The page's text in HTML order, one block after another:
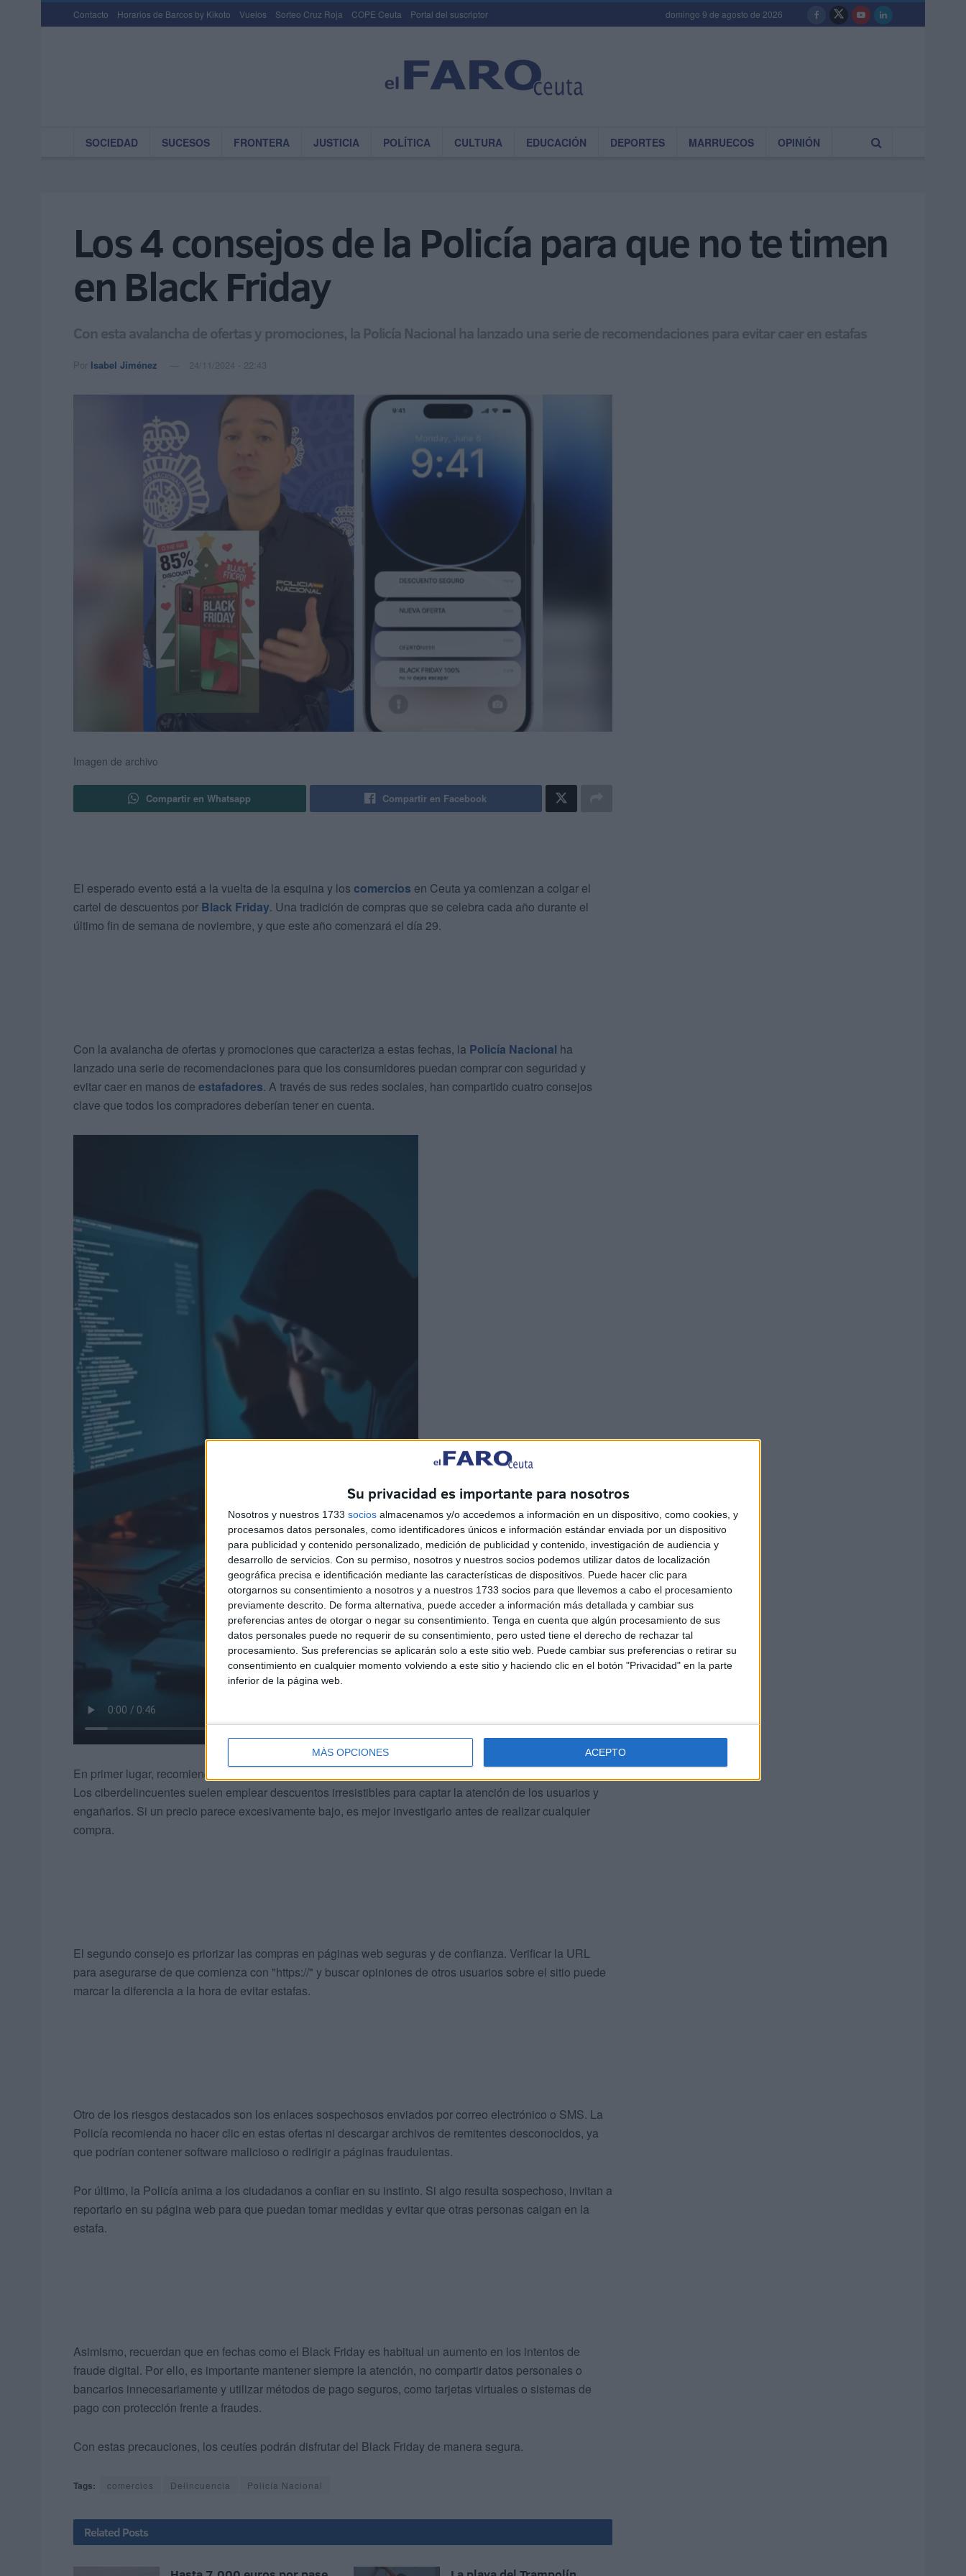
Su privacidad es importante para nosotros
Nosotros y nuestros 1733 socios almacenamos y/o accedemos a información en un dispositivo, como cookies, y
procesamos datos personales, como identificadores únicos e información estándar enviada por un dispositivo
para publicidad y contenido personalizado, medición de publicidad y contenido, investigación de audiencia y
desarrollo de servicios. Con su permiso, nosotros y nuestros socios podemos utilizar datos de localización
geográfica precisa e identificación mediante las características de dispositivos. Puede hacer clic para
otorgarnos su consentimiento a nosotros y a nuestros 1733 socios para que llevemos a cabo el procesamiento
previamente descrito. De forma alternativa, puede acceder a información más detallada y cambiar sus
preferencias antes de otorgar o negar su consentimiento. Tenga en cuenta que algún procesamiento de sus
datos personales puede no requerir de su consentimiento, pero usted tiene el derecho de rechazar tal
procesamiento. Sus preferencias se aplicarán solo a este sitio web. Puede cambiar sus preferencias o retirar su
consentimiento en cualquier momento volviendo a este sitio y haciendo clic en el botón "Privacidad" en la parte
inferior de la página web.
MÁS OPCIONES ACEPTO
Contacto Horarios de Barcos by Kikoto Vuelos Sorteo Cruz Roja COPE Ceuta Portal del suscriptor domingo 9 de agosto de 2026
SOCIEDAD SUCESOS FRONTERA JUSTICIA POLÍTICA CULTURA EDUCACIÓN DEPORTES MARRUECOS OPINIÓN
Los 4 consejos de la Policía para que no te timen
en Black Friday
Con esta avalancha de ofertas y promociones, la Policía Nacional ha lanzado una serie de recomendaciones para evitar caer en estafas
Por Isabel Jiménez 24/11/2024 - 22:43
Imagen de archivo
Compartir en Whatsapp Compartir en Facebook
El esperado evento está a la vuelta de la esquina y los comercios en Ceuta ya comienzan a colgar el
cartel de descuentos por Black Friday. Una tradición de compras que se celebra cada año durante el
último fin de semana de noviembre, y que este año comenzará el día 29.
Con la avalancha de ofertas y promociones que caracteriza a estas fechas, la Policía Nacional ha
lanzado una serie de recomendaciones para que los consumidores puedan comprar con seguridad y
evitar caer en manos de estafadores. A través de sus redes sociales, han compartido cuatro consejos
clave que todos los compradores deberían tener en cuenta.
En primer lugar, recomiendan desconfiar de las ofertas que parecen demasiado buenas para ser reales.
Los ciberdelincuentes suelen emplear descuentos irresistibles para captar la atención de los usuarios y
engañarlos. Si un precio parece excesivamente bajo, es mejor investigarlo antes de realizar cualquier
compra.
El segundo consejo es priorizar las compras en páginas web seguras y de confianza. Verificar la URL
para asegurarse de que comienza con "https://" y buscar opiniones de otros usuarios sobre el sitio puede
marcar la diferencia a la hora de evitar estafas.
Otro de los riesgos destacados son los enlaces sospechosos enviados por correo electrónico o SMS. La
Policía recomienda no hacer clic en estas ofertas ni descargar archivos de remitentes desconocidos, ya
que podrían contener software malicioso o redirigir a páginas fraudulentas.
Por último, la Policía anima a los ciudadanos a confiar en su instinto. Si algo resulta sospechoso, invitan a
reportarlo en su página web para que puedan tomar medidas y evitar que otras personas caigan en la
estafa.
Asimismo, recuerdan que en fechas como el Black Friday es habitual un aumento en los intentos de
fraude digital. Por ello, es importante mantener siempre la atención, no compartir datos personales o
bancarios innecesariamente y utilizar métodos de pago seguros, como tarjetas virtuales o sistemas de
pago con protección frente a fraudes.
Con estas precauciones, los ceutíes podrán disfrutar del Black Friday de manera segura.
Tags: comercios Delincuencia Policía Nacional
Related Posts